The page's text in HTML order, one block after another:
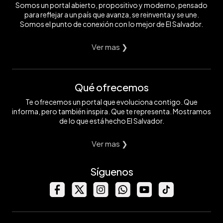
Somos un portal abierto, propositivo y moderno, pensado
para reflejar a un país que avanza, se reinventa y se une.
Somos el punto de conexión con lo mejor de El Salvador.
Ver mas ❯
Qué ofrecemos
Te ofrecemos un portal que evoluciona contigo. Que
informa, pero también inspira. Que te representa. Mostramos
de lo que está hecho El Salvador.
Ver mas ❯
Síguenos